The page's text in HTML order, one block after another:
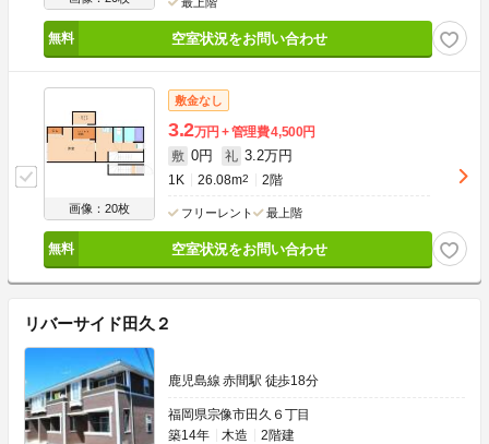
空室状況をお問い合わせ
画像：20枚
敷金なし
3.2万円 管理費4,500円
敷 0円 礼 3.2万円
1K 26.08m2 2階
フリーレント 最上階
空室状況をお問い合わせ
リバーサイド田久２
鹿児島線 赤間駅 徒歩18分
福岡県宗像市田久６丁目
築14年
木造 2階建